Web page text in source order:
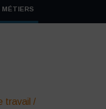
MÉTIERS
travail /